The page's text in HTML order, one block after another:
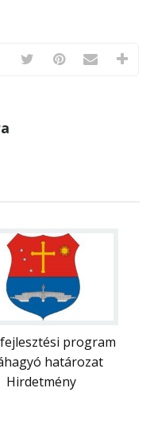
program
határozat
Hirdetmény